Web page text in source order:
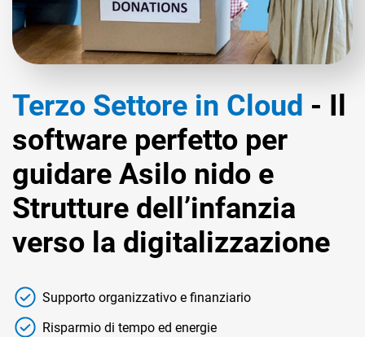
Terzo Settore in Cloud - Il
software perfetto per
guidare Asilo nido e
Strutture dell’infanzia
verso la digitalizzazione
Supporto organizzativo e finanziario
Risparmio di tempo ed energie